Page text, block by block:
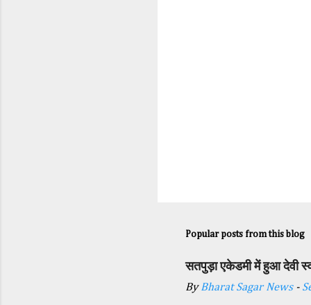
Popular posts from this blog
सतपुड़ा एकेडमी में हुआ देवी
ByBharat Sagar News -